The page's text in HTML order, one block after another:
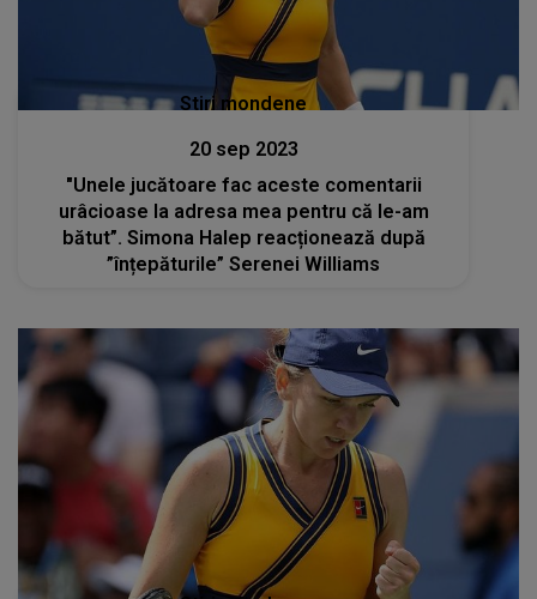
Stiri mondene
20 sep 2023
"Unele jucătoare fac aceste comentarii
urâcioase la adresa mea pentru că le-am
bătut”. Simona Halep reacționează după
”înțepăturile” Serenei Williams